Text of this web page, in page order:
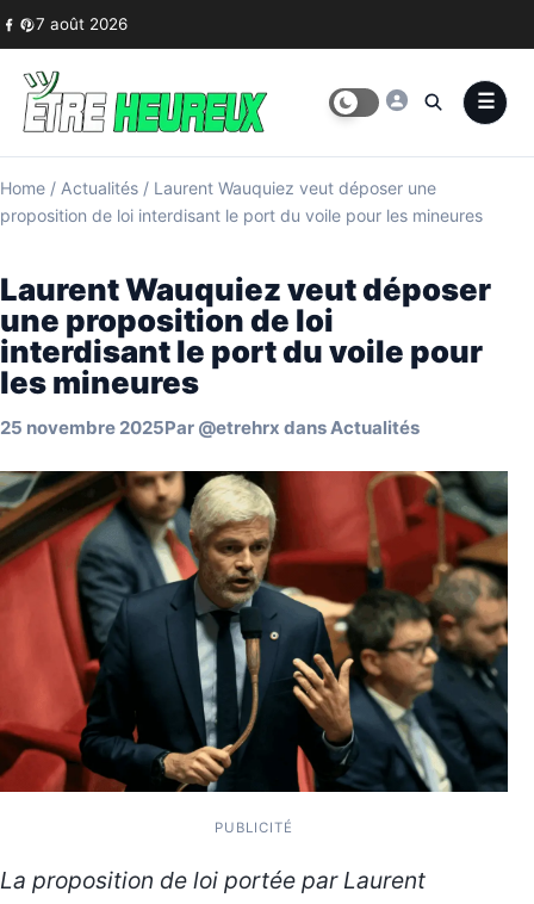
Skip to content
7 août 2026
Home / Actualités / Laurent Wauquiez veut déposer une
proposition de loi interdisant le port du voile pour les mineures
Laurent Wauquiez veut déposer
une proposition de loi
interdisant le port du voile pour
les mineures
25 novembre 2025Par @etrehrx dansActualités
PUBLICITÉ
La proposition de loi portée par Laurent